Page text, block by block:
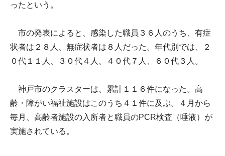
ったという。
市の発表によると、感染した職員３６人のうち、有症
状者は２８人、無症状者は８人だった。年代別では、２
０代１１人、３０代４人、４０代７人、６０代３人。
神戸市のクラスターは、累計１１６件になった。高
齢・障がい福祉施設はこのうち４１件に及ぶ。４月から
毎月、高齢者施設の入所者と職員のPCR検査（唾液）が
実施されている。